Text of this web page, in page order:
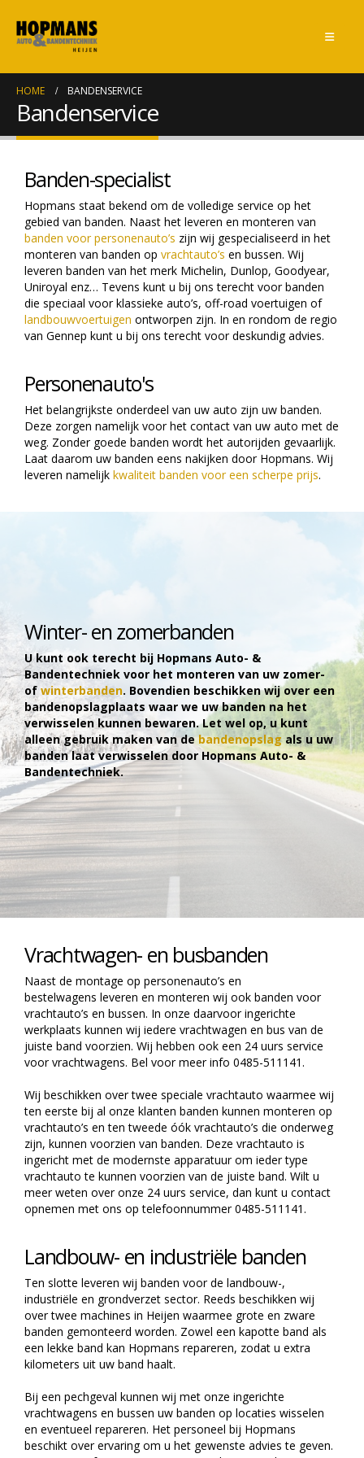
HOME BANDENSERVICE
Bandenservice
Banden-specialist
Hopmans staat bekend om de volledige service op het
gebied van banden. Naast het leveren en monteren van
banden voor personenauto’s zijn wij gespecialiseerd in het
monteren van banden op vrachtauto’s en bussen. Wij
leveren banden van het merk Michelin, Dunlop, Goodyear,
Uniroyal enz… Tevens kunt u bij ons terecht voor banden
die speciaal voor klassieke auto’s, off-road voertuigen of
landbouwvoertuigen ontworpen zijn. In en rondom de regio
van Gennep kunt u bij ons terecht voor deskundig advies.
Personenauto's
Het belangrijkste onderdeel van uw auto zijn uw banden.
Deze zorgen namelijk voor het contact van uw auto met de
weg. Zonder goede banden wordt het autorijden gevaarlijk.
Laat daarom uw banden eens nakijken door Hopmans. Wij
leveren namelijk kwaliteit banden voor een scherpe prijs.
Winter- en zomerbanden
U kunt ook terecht bij Hopmans Auto- &
Bandentechniek voor het monteren van uw zomer-
of winterbanden. Bovendien beschikken wij over een
bandenopslagplaats waar we uw banden na het
verwisselen kunnen bewaren. Let wel op, u kunt
alleen gebruik maken van debandenopslag als u uw
banden laat verwisselen door Hopmans Auto- &
Bandentechniek.
Vrachtwagen- en busbanden
Naast de montage op personenauto’s en
bestelwagens leveren en monteren wij ook banden voor
vrachtauto’s en bussen. In onze daarvoor ingerichte
werkplaats kunnen wij iedere vrachtwagen en bus van de
juiste band voorzien. Wij hebben ook een 24 uurs service
voor vrachtwagens. Bel voor meer info 0485-511141.
Wij beschikken over twee speciale vrachtauto waarmee wij
ten eerste bij al onze klanten banden kunnen monteren op
vrachtauto’s en ten tweede óók vrachtauto’s die onderweg
zijn, kunnen voorzien van banden. Deze vrachtauto is
ingericht met de modernste apparatuur om ieder type
vrachtauto te kunnen voorzien van de juiste band. Wilt u
meer weten over onze 24 uurs service, dan kunt u contact
opnemen met ons op telefoonnummer 0485-511141.
Landbouw- en industriële banden
Ten slotte leveren wij banden voor de landbouw-,
industriële en grondverzet sector. Reeds beschikken wij
over twee machines in Heijen waarmee grote en zware
banden gemonteerd worden. Zowel een kapotte band als
een lekke band kan Hopmans repareren, zodat u extra
kilometers uit uw band haalt.
Bij een pechgeval kunnen wij met onze ingerichte
vrachtwagens en bussen uw banden op locaties wisselen
en eventueel repareren. Het personeel bij Hopmans
beschikt over ervaring om u het gewenste advies te geven.